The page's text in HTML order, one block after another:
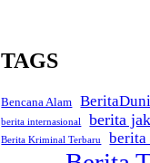
TAGS
Bencana Alam
berita internasional berita
Berita Kriminal Terbaru berita